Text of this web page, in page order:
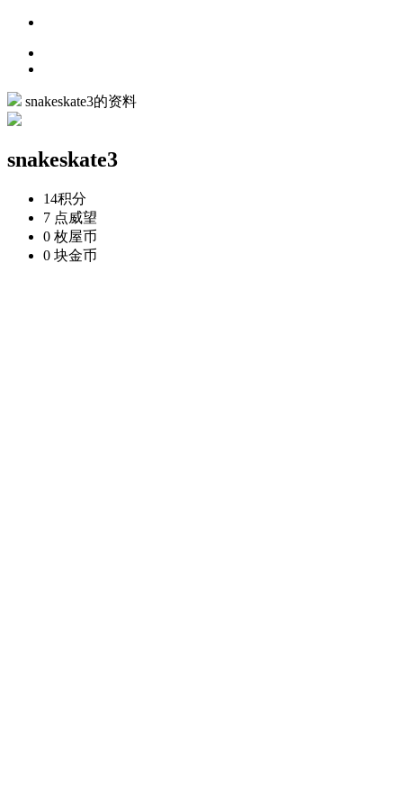
snakeskate3的资料
snakeskate3
14积分
7 点威望
0 枚屋币
0 块金币